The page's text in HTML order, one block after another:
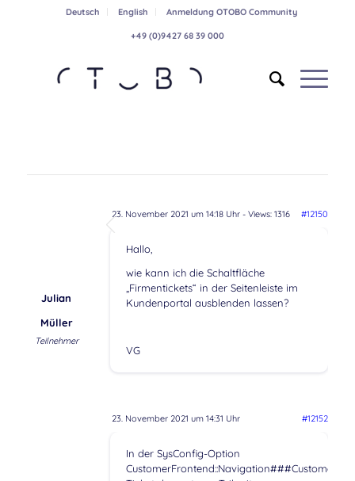
Deutsch English Anmeldung OTOBO Community
+49 (0)9427 68 39 000
23. November 2021 um 14:18 Uhr- Views: 1316 #12150
Julian
Müller
Teilnehmer
Hallo,
wie kann ich die Schaltfläche
„Firmentickets“ in der Seitenleiste im
Kundenportal ausblenden lassen?
VG
23. November 2021 um 14:31 Uhr #12152
In der SysConfig-Option